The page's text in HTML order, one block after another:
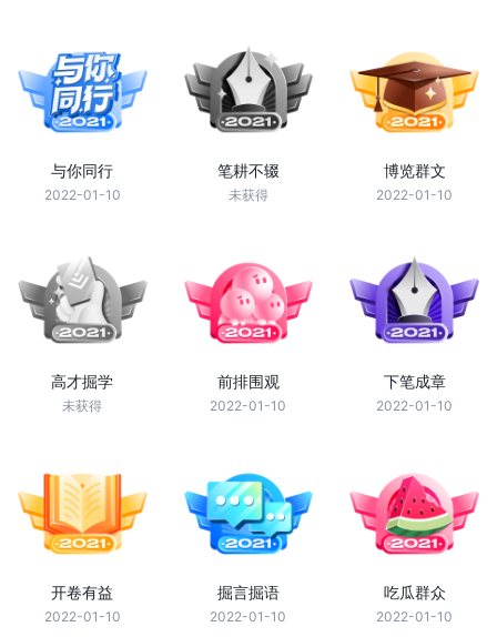
与你同行
2022-01-10
笔耕不辍
未获得
博览群文
2022-01-10
高才掘学
未获得
前排围观
2022-01-10
下笔成章
2022-01-10
开卷有益
2022-01-10
掘言掘语
2022-01-10
吃瓜群众
2022-01-10